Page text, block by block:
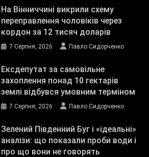
На Вінниччині викрили схему
переправлення чоловіків через
кордон за 12 тисяч доларів
7 Серпня, 2026 Павло Сидорченко
Ексдепутат за самовільне
захоплення понад 10 гектарів
землі відбувся умовним терміном
7 Серпня, 2026 Павло Сидорченко
Зелений Південний Буг і «ідеальні»
аналізи: що показали проби води і
про що вони не говорять